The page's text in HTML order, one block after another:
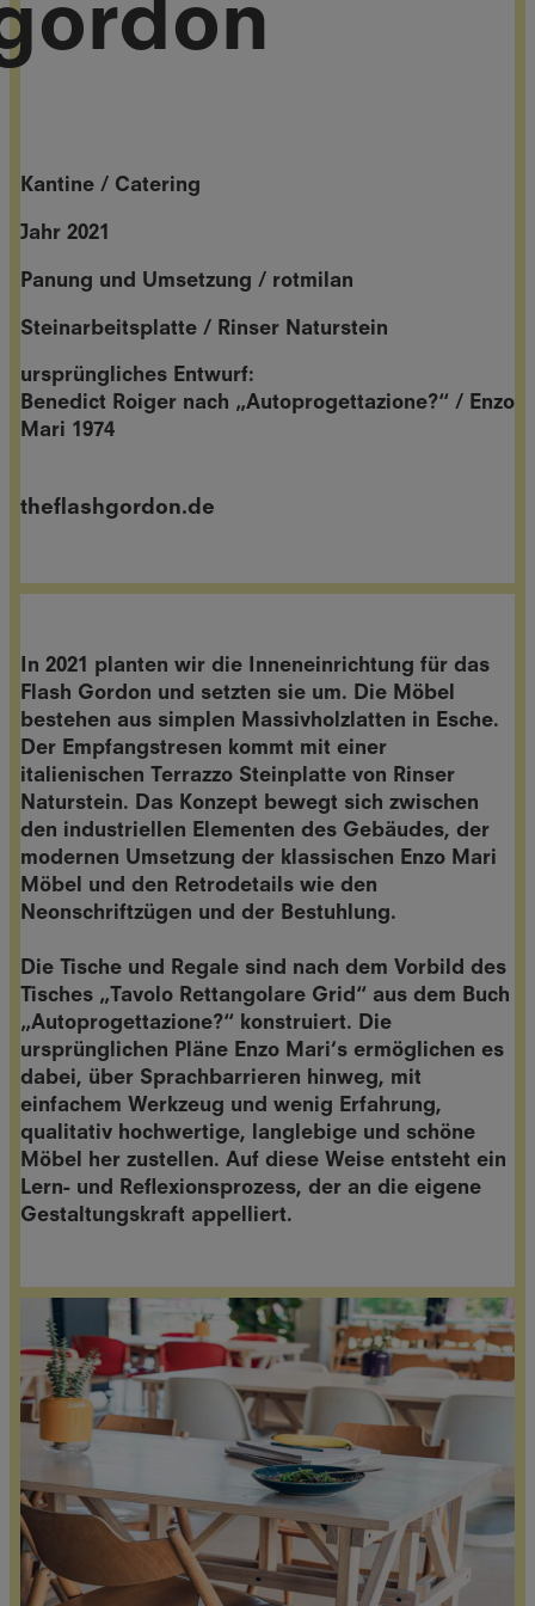
Kantine / Catering
Jahr 2021
Panung und Umsetzung / rotmilan
Steinarbeitsplatte / Rinser Naturstein
ursprüngliches Entwurf:
Benedict Roiger nach „Autoprogettazione?“ / Enzo
Mari 1974
theflashgordon.de
In 2021 planten wir die Inneneinrichtung für das
Flash Gordon und setzten sie um. Die Möbel
bestehen aus simplen Massivholzlatten in Esche.
Der Empfangstresen kommt mit einer
italienischen Terrazzo Steinplatte von Rinser
Naturstein. Das Konzept bewegt sich zwischen
den industriellen Elementen des Gebäudes, der
modernen Umsetzung der klassischen Enzo Mari
Möbel und den Retrodetails wie den
Neonschriftzügen und der Bestuhlung.
Die Tische und Regale sind nach dem Vorbild des
Tisches „Tavolo Rettangolare Grid“ aus dem Buch
„Autoprogettazione?“ konstruiert. Die
ursprünglichen Pläne Enzo Mari‘s ermöglichen es
dabei, über Sprachbarrieren hinweg, mit
einfachem Werkzeug und wenig Erfahrung,
qualitativ hochwertige, langlebige und schöne
Möbel her zustellen. Auf diese Weise entsteht ein
Lern- und Reflexionsprozess, der an die eigene
Gestaltungskraft appelliert.